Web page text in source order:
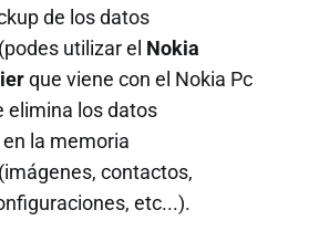
de los datos
utilizar el Nokia
que viene con el Nokia Pc
elimina los datos
la memoria
contactos,
etc...).